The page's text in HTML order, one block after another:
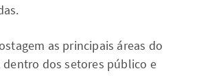
as principais áreas do
dentro dos setores público e